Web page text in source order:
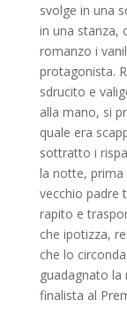
svolge in una
in una stanza,
romanzo i
protagonista.
sdrucito e
alla mano, si
quale era
sottratto i
la notte, prima
vecchio padre
rapito e
che ipotizza,
che lo
guadagnato la
finalista al